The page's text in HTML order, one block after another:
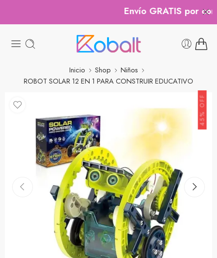
Envío GRATIS por
Inicio Shop
Niños
ROBOT SOLAR 12 EN 1 PARA CONSTRUIR EDUCATIVO
45% OFF